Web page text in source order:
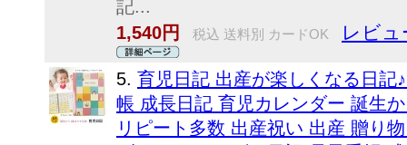
記...
1,540円
税込 送料別 カードOK レビュ
5. 育児日記 出産が楽しくなる日記
帳 成長日記 育児カレンダー 誕生
リピート多数 出産祝い 出産 贈り